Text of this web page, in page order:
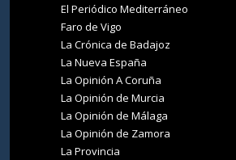
El Periódico Mediterráneo
Faro de Vigo
La Crónica de Badajoz
La Nueva España
La Opinión A Coruña
La Opinión de Murcia
La Opinión de Málaga
La Opinión de Zamora
La Provincia